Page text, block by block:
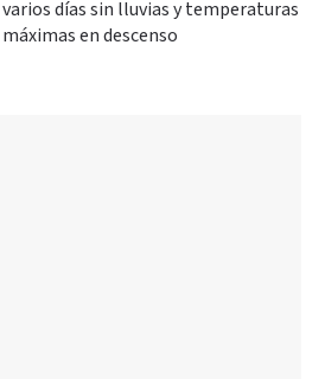
varios días sin lluvias y temperaturas
máximas en descenso